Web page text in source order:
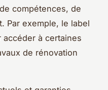
compétences, de
Par exemple, le label
accéder à certaines
de rénovation